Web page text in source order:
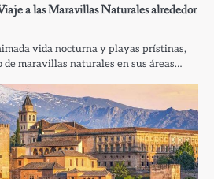
a las Maravillas Naturales alrededor
vida nocturna y playas prístinas,
de maravillas naturales en sus áreas…